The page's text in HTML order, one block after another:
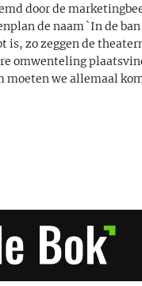
door de
de naam `In de
is, zo zeggen de
omwenteling
moeten we allemaal